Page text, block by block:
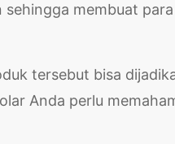
sehingga membuat para
tersebut bisa
Anda perlu